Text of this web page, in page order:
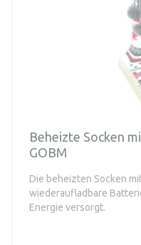
Beheizte Socken
GOBM
Die beheizten Socken
wiederaufladbare
Energie versorgt.